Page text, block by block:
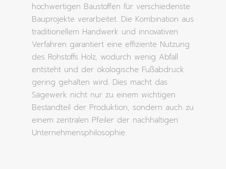
hochwertigen Baustoffen für verschiedenste
Bauprojekte verarbeitet. Die Kombination aus
traditionellem Handwerk und innovativen
Verfahren garantiert eine effiziente Nutzung
des Rohstoffs Holz, wodurch wenig Abfall
entsteht und der ökologische Fußabdruck
gering gehalten wird. Dies macht das
Sägewerk nicht nur zu einem wichtigen
Bestandteil der Produktion, sondern auch zu
einem zentralen Pfeiler der nachhaltigen
Unternehmensphilosophie.